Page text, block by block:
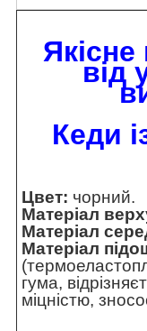
Якісне
від
Кеди
Цвет: чорний.
Матеріал
Матеріал
Матеріал
гума,
міцністю,